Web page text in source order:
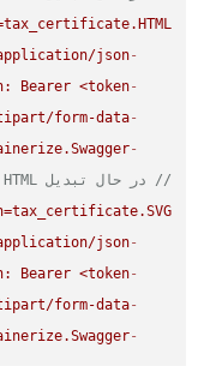
-
json"
-
<token>"
-
form-data"
-
// در حال تبدیل HTML به SVG
-
json"
-
<token>"
-
form-data"
-